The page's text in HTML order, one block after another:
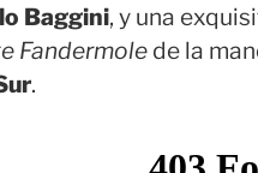
Baggini, y una
Fandermole de la
.